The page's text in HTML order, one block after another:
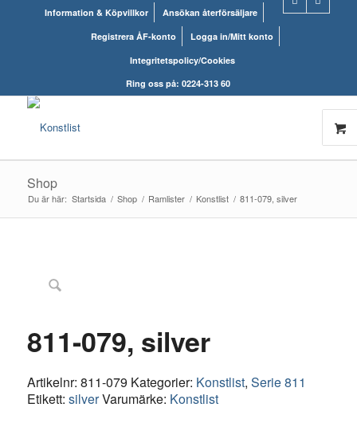
Information & Köpvillkor
Ansökan återförsäljare
Registrera ÅF-konto
Logga in/Mitt konto
Integritetspolicy/Cookies
Ring oss på: 0224-313 60
Shop
Du är här: Startsida / Shop / Ramlister / Konstlist / 811-079, silver
811-079, silver
Artikelnr: 811-079 Kategorier: Konstlist, Serie 811
Etikett: silverVarumärke: Konstlist